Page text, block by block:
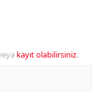
kayıt olabilirsiniz.